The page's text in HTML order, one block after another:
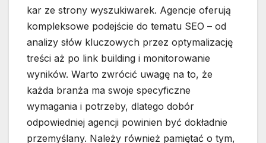
kar ze strony wyszukiwarek. Agencje oferują
kompleksowe podejście do tematu SEO – od
analizy słów kluczowych przez optymalizację
treści aż po link building i monitorowanie
wyników. Warto zwrócić uwagę na to, że
każda branża ma swoje specyficzne
wymagania i potrzeby, dlatego dobór
odpowiedniej agencji powinien być dokładnie
przemyślany. Należy również pamiętać o tym,